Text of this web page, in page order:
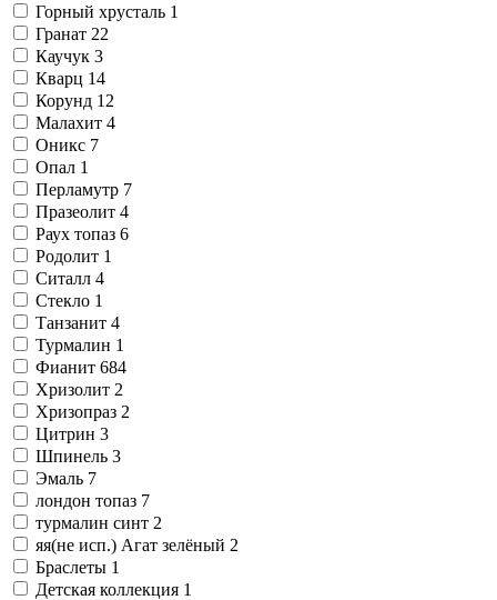
Горный хрусталь 1
Гранат 22
Каучук 3
Кварц 14
Корунд 12
Малахит 4
Оникс 7
Опал 1
Перламутр 7
Празеолит 4
Раух топаз 6
Родолит 1
Ситалл 4
Стекло 1
Танзанит 4
Турмалин 1
Фианит 684
Хризолит 2
Хризопраз 2
Цитрин 3
Шпинель 3
Эмаль 7
лондон топаз 7
турмалин синт 2
яя(не исп.) Агат зелёный 2
Браслеты 1
Детская коллекция 1